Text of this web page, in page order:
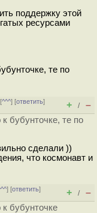
поддержку этой
ресурсами
те по
^^^] [ответить]
+ / –
бубунточке, те по
сделали ))
что космонавт и
] [ответить]
+ / –
бубунточке